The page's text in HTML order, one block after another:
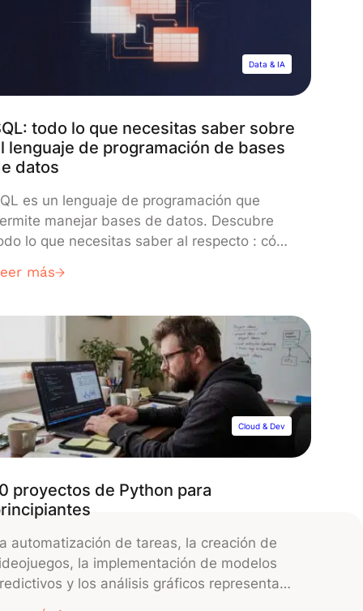
Data & IA
todo lo que necesitas saber sobre
lenguaje de programación de bases
datos
es un lenguaje de programación que
manejar bases de datos. Descubre
lo que necesitas saber al respecto : cómo
etc. SQL o «Structured Query
que permite manipular los datos y los sistemas
de bases de datos relacionales. Este lenguaje
más
Cloud & Dev
proyectos de Python para
automatización de tareas, la creación de
la implementación de modelos
y los análisis gráficos representan